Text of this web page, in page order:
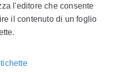
l'editore che consente
il contenuto di un foglio